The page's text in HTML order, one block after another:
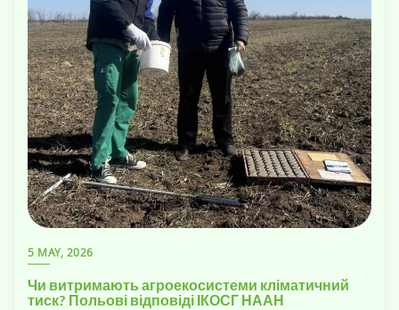
5 MAY, 2026
Чи витримають агроекосистеми кліматичний
тиск? Польові відповіді ІКОСГ НААН